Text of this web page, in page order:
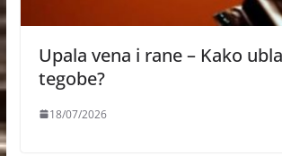
Upala vena i rane – Kako
tegobe?
18/07/2026